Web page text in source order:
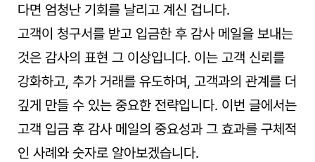
다면 엄청난 기회를 날리고 계신 겁니다.
고객이 청구서를 받고 입금한 후 감사 메일을 보내는
것은 감사의 표현 그 이상입니다. 이는 고객 신뢰를
강화하고, 추가 거래를 유도하며, 고객과의 관계를 더
깊게 만들 수 있는 중요한 전략입니다. 이번 글에서는
고객 입금 후 감사 메일의 중요성과 그 효과를 구체적
인 사례와 숫자로 알아보겠습니다.